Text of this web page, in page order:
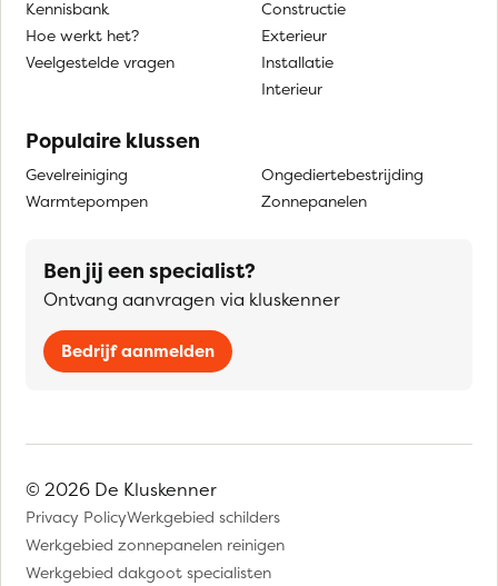
Kennisbank
Hoe werkt het?
Veelgestelde vragen
Constructie
Exterieur
Installatie
Interieur
Populaire klussen
Gevelreiniging
Warmtepompen
Ongediertebestrijding
Zonnepanelen
Ben jij een specialist?
Ontvang aanvragen via kluskenner
Bedrijf aanmelden
© 2026 De Kluskenner
Privacy PolicyWerkgebied schilders
Werkgebied zonnepanelen reinigen
Werkgebied dakgoot specialisten